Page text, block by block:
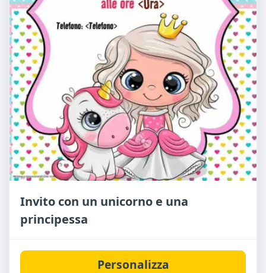
Invito con un unicorno e una
principessa
Personalizza